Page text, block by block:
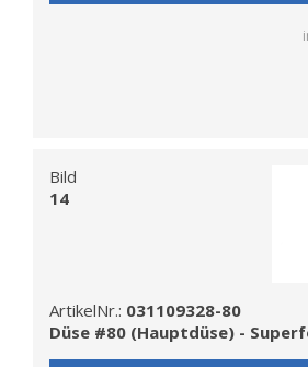
Bild
14
ArtikelNr.: 031109328-80
Düse #80 (Hauptdüse) -